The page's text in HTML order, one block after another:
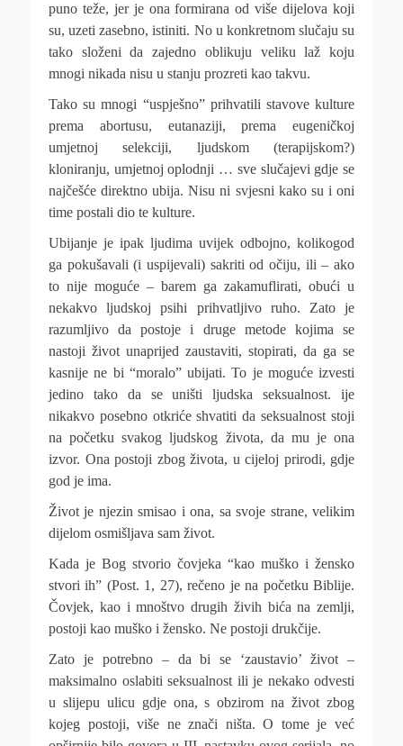
puno teže, jer je ona formirana od više dijelova koji
su, uzeti zasebno, istiniti. No u konkretnom slučaju su
tako složeni da zajedno oblikuju veliku laž koju
mnogi nikada nisu u stanju prozreti kao takvu.
Tako su mnogi “uspješno” prihvatili stavove kulture
prema abortusu, eutanaziji, prema eugeničkoj
umjetnoj selekciji, ljudskom (terapijskom?)
kloniranju, umjetnoj oplodnji … sve slučajevi gdje se
najčešće direktno ubija. Nisu ni svjesni kako su i oni
time postali dio te kulture.
Ubijanje je ipak ljudima uvijek odbojno, kolikogod
ga pokušavali (i uspijevali) sakriti od očiju, ili – ako
to nije moguće – barem ga zakamuflirati, obući u
nekakvo ljudskoj psihi prihvatljivo ruho. Zato je
razumljivo da postoje i druge metode kojima se
nastoji život unaprijed zaustaviti, stopirati, da ga se
kasnije ne bi “moralo” ubijati. To je moguće izvesti
jedino tako da se uništi ljudska seksualnost. ije
nikakvo posebno otkriće shvatiti da seksualnost stoji
na početku svakog ljudskog života, da mu je ona
izvor. Ona postoji zbog života, u cijeloj prirodi, gdje
god je ima.
Život je njezin smisao i ona, sa svoje strane, velikim
dijelom osmišljava sam život.
Kada je Bog stvorio čovjeka “kao muško i žensko
stvori ih” (Post. 1, 27), rečeno je na početku Biblije.
Čovjek, kao i mnoštvo drugih živih bića na zemlji,
postoji kao muško i žensko. Ne postoji drukčije.
Zato je potrebno – da bi se ‘zaustavio’ život –
maksimalno oslabiti seksualnost ili je nekako odvesti
u slijepu ulicu gdje ona, s obzirom na život zbog
kojeg postoji, više ne znači ništa. O tome je već